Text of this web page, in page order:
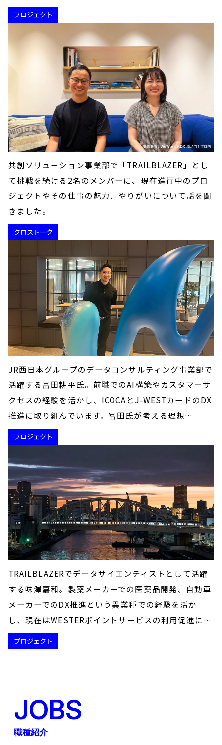
プロジェクト
共創ソリューション事業部で「TRAILBLAZER」とし
て挑戦を続ける2名のメンバーに、現在進行中のプロ
ジェクトやその仕事の魅力、やりがいについて話を聞
きました。
クロストーク
JR西日本グループのデータコンサルティング事業部で
活躍する冨田耕平氏。前職でのAI構築やカスタマーサ
クセスの経験を活かし、ICOCAとJ-WESTカードのDX
推進に取り組んでいます。冨田氏が考える理想…
プロジェクト
TRAILBLAZERでデータサイエンティストとして活躍
する味澤嘉和。製薬メーカーでの医薬品開発、自動車
メーカーでのDX推進という異業種での経験を活か
し、現在はWESTERポイントサービスの利用促進に…
プロジェクト
JOBS
職種紹介